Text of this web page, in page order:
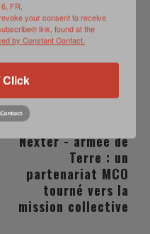
Nexter - armée de
Terre : un
partenariat MCO
tourné vers la
mission collective
FR,
your consent to receive
link, found at the
by Constant Contact.
Click